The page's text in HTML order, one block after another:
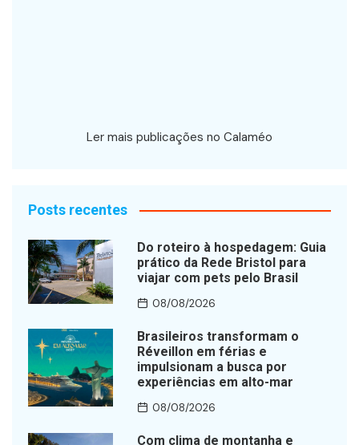
Ler mais publicações no Calaméo
Posts recentes
Do roteiro à hospedagem: Guia
prático da Rede Bristol para
viajar com pets pelo Brasil
08/08/2026
Brasileiros transformam o
Réveillon em férias e
impulsionam a busca por
experiências em alto-mar
08/08/2026
Com clima de montanha e